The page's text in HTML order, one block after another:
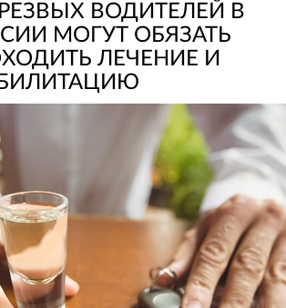
ВОДИТЕЛЕЙ В
МОГУТ ОБЯЗАТЬ
ЛЕЧЕНИЕ И